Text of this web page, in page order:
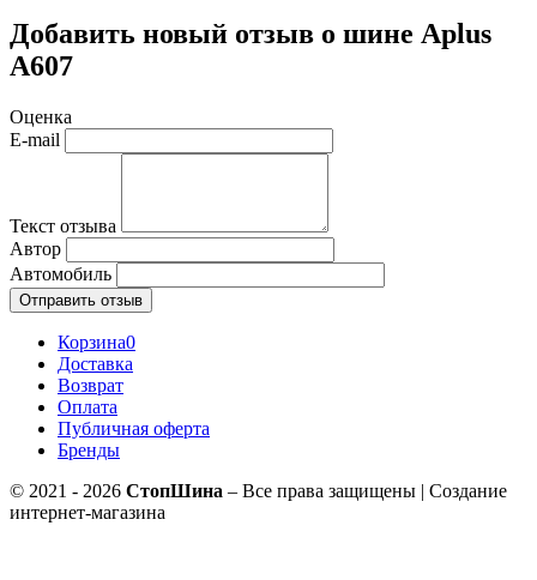
Добавить новый отзыв о шине Aplus
A607
Оценка
E-mail
Текст отзыва
Автор
Автомобиль
Отправить отзыв
Корзина0
Доставка
Возврат
Оплата
Публичная оферта
Бренды
© 2021 - 2026 СтопШина – Все права защищены | Создание
интернет-магазина